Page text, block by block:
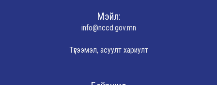
Мэйл:
info@nccd.gov.mn
Түгээмэл, асуулт хариулт